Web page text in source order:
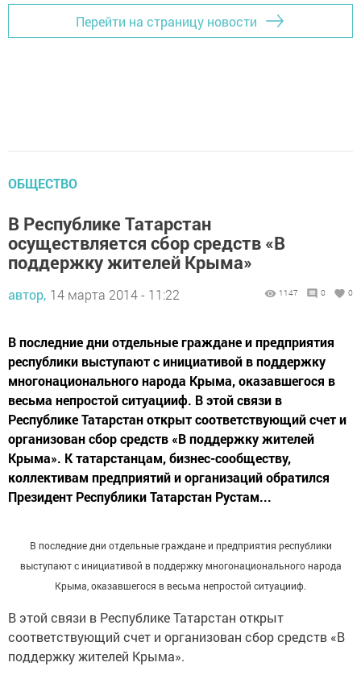
Перейти на страницу новости
ОБЩЕСТВО
В Республике Татарстан
осуществляется сбор средств «В
поддержку жителей Крыма»
автор, 14 марта 2014 - 11:22 1147 0 0
В последние дни отдельные граждане и предприятия
республики выступают с инициативой в поддержку
многонационального народа Крыма, оказавшегося в
весьма непростой ситуацииф. В этой связи в
Республике Татарстан открыт соответствующий счет и
организован сбор средств «В поддержку жителей
Крыма». К татарстанцам, бизнес-сообществу,
коллективам предприятий и организаций обратился
Президент Республики Татарстан Рустам...
В последние дни отдельные граждане и предприятия республики
выступают с инициативой в поддержку многонационального народа
Крыма, оказавшегося в весьма непростой ситуацииф.
В этой связи в Республике Татарстан открыт
соответствующий счет и организован сбор средств «В
поддержку жителей Крыма».